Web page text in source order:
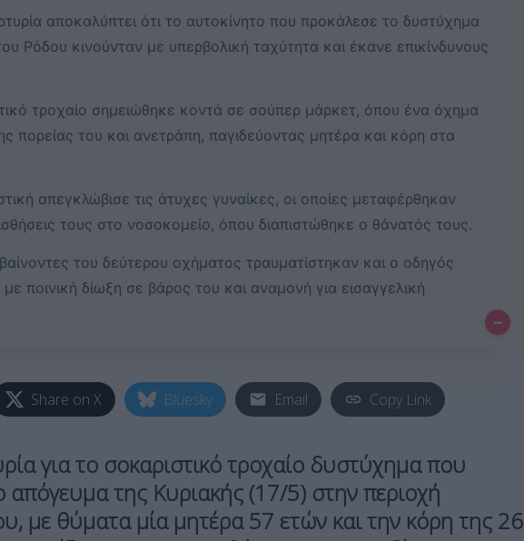
αποκαλύπτει ότι το αυτοκίνητο που προκάλεσε το δυστύχημα
Ρόδου κινούνταν με υπερβολική ταχύτητα και έκανε επικίνδυνους
τροχαίο σημειώθηκε κοντά σε σούπερ μάρκετ, όπου ένα όχημα
πορείας του και ανετράπη, παγιδεύοντας μητέρα και κόρη στα
απεγκλώβισε τις άτυχες γυναίκες, οι οποίες μεταφέρθηκαν
τους στο νοσοκομείο, όπου διαπιστώθηκε ο θάνατός τους.
του δεύτερου οχήματος τραυματίστηκαν και ο οδηγός
ποινική δίωξη σε βάρος του και αναμονή για εισαγγελική
–
Share on X Bluesky Email Copy Link
για το σοκαριστικό τροχαίο δυστύχημα που
απόγευμα της Κυριακής (17/5) στην περιοχή
, με θύματα μία μητέρα 57 ετών και την κόρη της 26